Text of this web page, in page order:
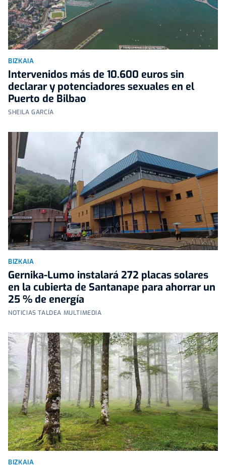
BIZKAIA
Intervenidos más de 10.600 euros sin
declarar y potenciadores sexuales en el
Puerto de Bilbao
SHEILA GARCÍA
BIZKAIA
Gernika-Lumo instalará 272 placas solares
en la cubierta de Santanape para ahorrar un
25 % de energía
NOTICIAS TALDEA MULTIMEDIA
BIZKAIA